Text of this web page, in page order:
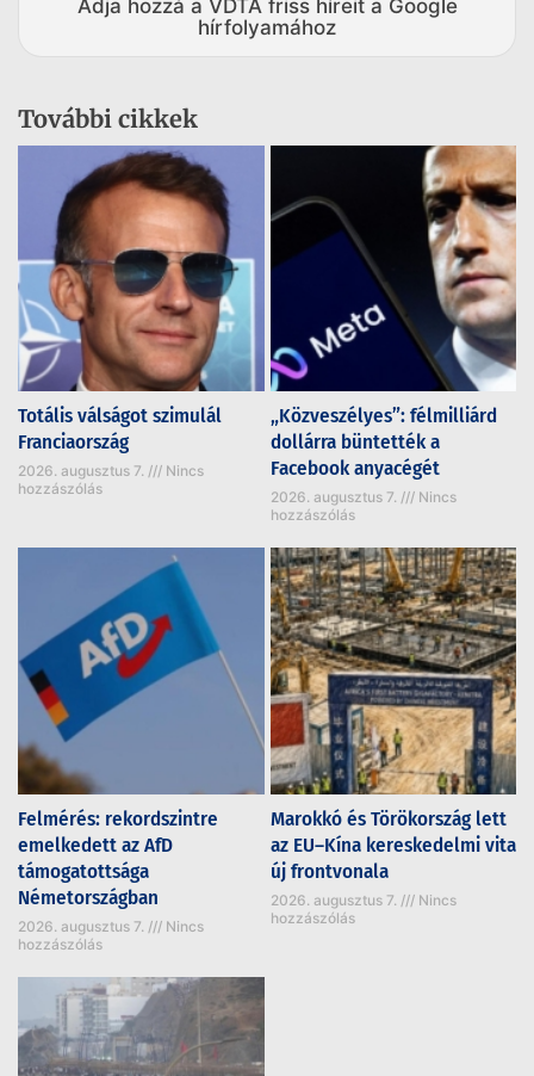
Adja hozzá a VDTA friss híreit a Google
hírfolyamához
További cikkek
Totális válságot szimulál
Franciaország
2026. augusztus 7.
Nincs
hozzászólás
„Közveszélyes”: félmilliárd
dollárra büntették a
Facebook anyacégét
2026. augusztus 7.
Nincs
hozzászólás
Felmérés: rekordszintre
emelkedett az AfD
támogatottsága
Németországban
2026. augusztus 7.
Nincs
hozzászólás
Marokkó és Törökország lett
az EU–Kína kereskedelmi vita
új frontvonala
2026. augusztus 7.
Nincs
hozzászólás